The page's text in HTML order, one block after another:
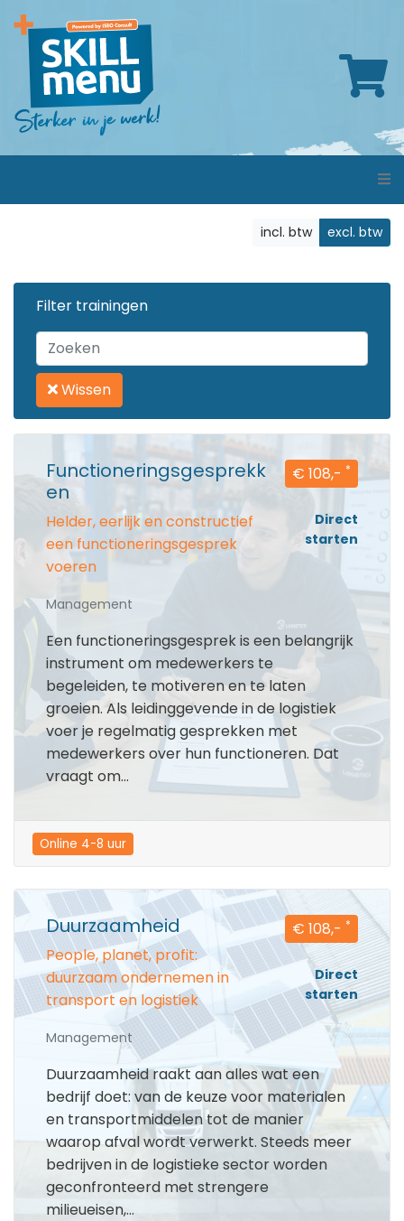
incl. btw excl. btw
Filter trainingen
Wissen
Functioneringsgesprekk
en
Helder, eerlijk en constructief
een functioneringsgesprek
voeren
Management
€ 108,- *
Direct
starten
Een functioneringsgesprek is een belangrijk
instrument om medewerkers te
begeleiden, te motiveren en te laten
groeien. Als leidinggevende in de logistiek
voer je regelmatig gesprekken met
medewerkers over hun functioneren. Dat
vraagt om...
Online 4-8 uur
Duurzaamheid
People, planet, profit:
duurzaam ondernemen in
transport en logistiek
Management
€ 108,- *
Direct
starten
Duurzaamheid raakt aan alles wat een
bedrijf doet: van de keuze voor materialen
en transportmiddelen tot de manier
waarop afval wordt verwerkt. Steeds meer
bedrijven in de logistieke sector worden
geconfronteerd met strengere
milieueisen,...